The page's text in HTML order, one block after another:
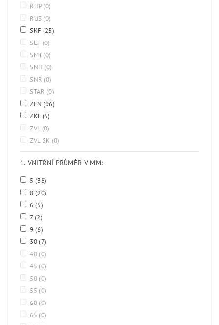
RHP (0)
RUS (0)
SKF (25)
SLF (0)
SMT (0)
SNH (0)
SNR (0)
STAR (0)
ZEN (96)
ZKL(5)
ZVL (0)
ZVL SK (0)
1. VNITŘNÍ PRŮMĚR V MM:
5 (38)
8 (20)
6 (5)
7(2)
9 (6)
30(7)
40 (0)
45 (0)
50 (0)
55 (0)
60 (0)
65 (0)